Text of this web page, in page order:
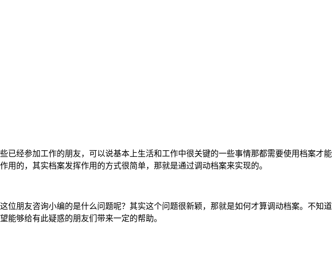
经参加工作的朋友，可以说基本上生活和工作中很关键的一些事情那都需要使用档案才能
的，其实档案发挥作用的方式很简单，那就是通过调动档案来实现的。
朋友咨询小编的是什么问题呢？其实这个问题很新颖，那就是如何才算调动档案。不知道
能够给有此疑惑的朋友们带来一定的帮助。